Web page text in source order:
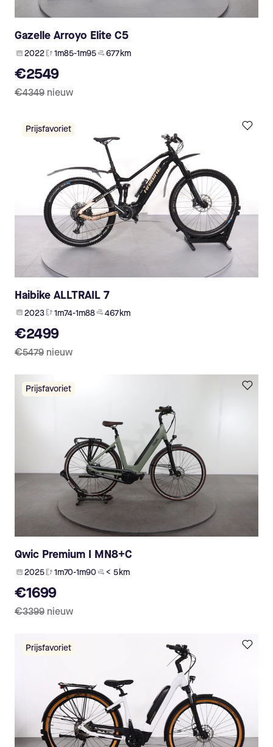
Gazelle Arroyo Elite C5
2022 1m85-1m95 677 km
€2549
€4349 nieuw
Prijsfavoriet
Haibike ALLTRAIL 7
2023 1m74-1m88 467 km
€2499
€5479 nieuw
Prijsfavoriet
Qwic Premium I MN8+C
2025 1m70-1m90 < 5 km
€1699
€3399 nieuw
Prijsfavoriet